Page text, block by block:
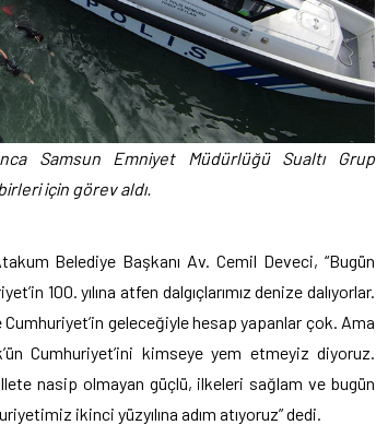
Samsun Emniyet Müdürlüğü Sualtı Grup
için görev aldı.
Belediye Başkanı Av. Cemil Deveci, “Bugün
100. yılına atfen dalgıçlarımız denize dalıyorlar.
geleceğiyle hesap yapanlar çok. Ama
Cumhuriyet’ini kimseye yem etmeyiz diyoruz.
nasip olmayan güçlü, ilkeleri sağlam ve bugün
ikinci yüzyılına adım atıyoruz” dedi.